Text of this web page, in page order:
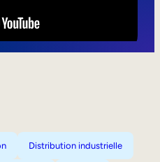
Distribution industrielle